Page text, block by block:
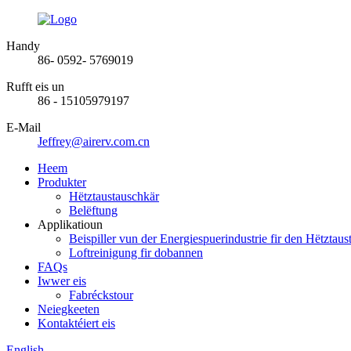
Handy
86- 0592- 5769019
Rufft eis un
86 - 15105979197
E-Mail
Jeffrey@airerv.com.cn
Heem
Produkter
Hëtztaustauschkär
Belëftung
Applikatioun
Beispiller vun der Energiespuerindustrie fir den
Loftreinigung fir dobannen
FAQs
Iwwer eis
Fabréckstour
Neiegkeeten
Kontaktéiert eis